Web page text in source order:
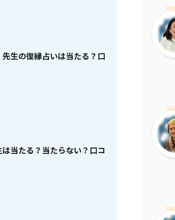
先生の復縁占いは当たる？口
当たる？当たらない？口コ